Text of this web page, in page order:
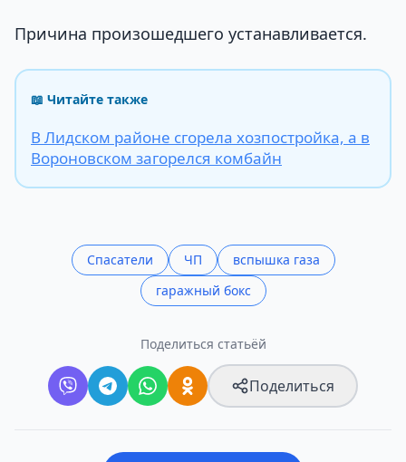
Причина произошедшего устанавливается.
📖 Читайте также
В Лидском районе сгорела хозпостройка, а в
Вороновском загорелся комбайн
Спасатели ЧП
вспышка газа
гаражный бокс
Поделиться статьёй
Поделиться